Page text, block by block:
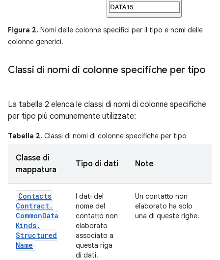
Figura 2. Nomi delle colonne specifici per il tipo e nomi delle
colonne generici.
Classi di nomi di colonne specifiche per tipo
La tabella 2 elenca le classi di nomi di colonne specifiche
per tipo più comunemente utilizzate:
Tabella 2. Classi di nomi di colonne specifiche per tipo
Classe di
mappatura
Tipo di dati Note
Contacts
Contract.
CommonData
Kinds.
Structured
Name
I dati del
nome del
contatto non
elaborato
associato a
questa riga
di dati.
Un contatto non
elaborato ha solo
una di queste righe.